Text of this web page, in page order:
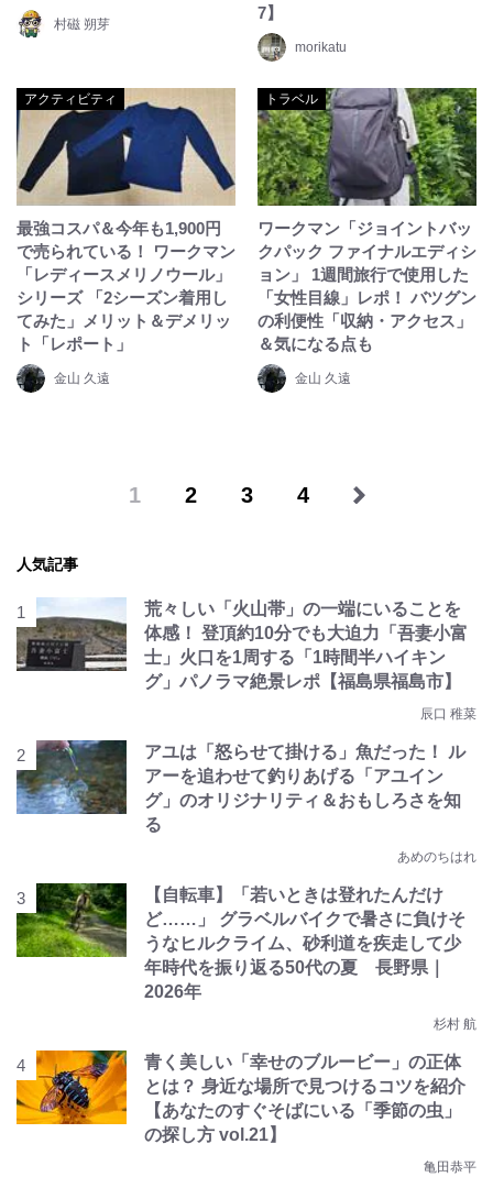
村磁 朔芽
7】
morikatu
アクティビティ
最強コスパ＆今年も1,900円
で売られている！ ワークマン
「レディースメリノウール」
シリーズ 「2シーズン着用し
てみた」メリット＆デメリッ
ト「レポート」
金山 久遠
トラベル
ワークマン「ジョイントバッ
クパック ファイナルエディシ
ョン」 1週間旅行で使用した
「女性目線」レポ！ バツグン
の利便性「収納・アクセス」
＆気になる点も
金山 久遠
1 2 3 4
人気記事
荒々しい「火山帯」の一端にいることを
体感！ 登頂約10分でも大迫力「吾妻小富
士」火口を1周する「1時間半ハイキン
グ」パノラマ絶景レポ【福島県福島市】
辰口 稚菜
アユは「怒らせて掛ける」魚だった！ ル
アーを追わせて釣りあげる「アユイン
グ」のオリジナリティ＆おもしろさを知
る
あめのちはれ
【自転車】「若いときは登れたんだけ
ど……」 グラベルバイクで暑さに負けそ
うなヒルクライム、砂利道を疾走して少
年時代を振り返る50代の夏 長野県｜
2026年
杉村 航
青く美しい「幸せのブルービー」の正体
とは？ 身近な場所で見つけるコツを紹介
【あなたのすぐそばにいる「季節の虫」
の探し方 vol.21】
亀田恭平